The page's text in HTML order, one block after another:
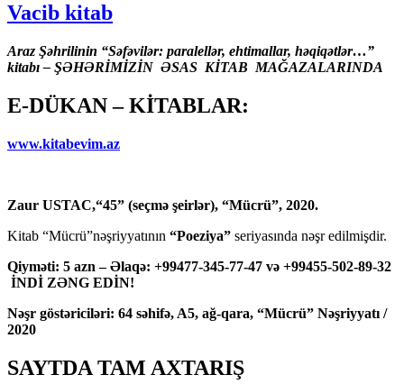
Vacib kitab
Araz Şəhrilinin “Səfəvilər: paralellər, ehtimallar, həqiqətlər…”
kitabı – ŞƏHƏRİMİZİN ƏSAS KİTAB MAĞAZALARINDA
E-DÜKAN – KİTABLAR:
www.kitabevim.az
Zaur USTAC,“45” (seçmə şeirlər), “Mücrü”, 2020.
Kitab “Mücrü”nəşriyyatının “Poeziya” seriyasında nəşr edilmişdir.
Qiyməti: 5 azn – Əlaqə: +99477-345-77-47 və +99455-502-89-32
İNDİ ZƏNG EDİN!
Nəşr göstəriciləri: 64 səhifə, A5, ağ-qara, “Mücrü” Nəşriyyatı /
2020
SAYTDA TAM AXTARIŞ